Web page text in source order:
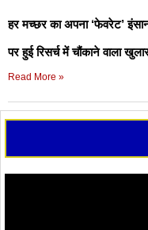
हर मच्छर का अपना ‘फेवरेट’
पर हुई रिसर्च में चौंकाने वाला
Read More »